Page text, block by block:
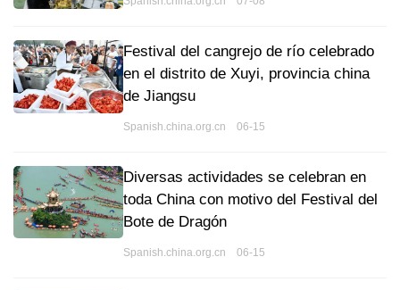
Festival del cangrejo de río celebrado
en el distrito de Xuyi, provincia china
de Jiangsu
Spanish.china.org.cn 06-15
Diversas actividades se celebran en
toda China con motivo del Festival del
Bote de Dragón
Spanish.china.org.cn 06-15